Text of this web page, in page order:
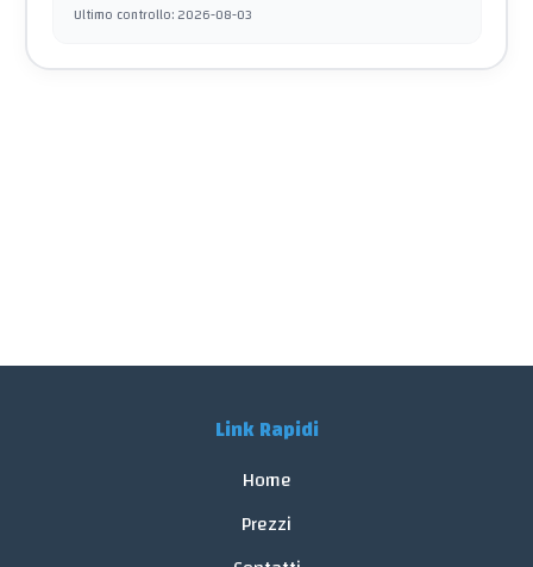
Ultimo controllo:2026-08-03
Link Rapidi
Home
Prezzi